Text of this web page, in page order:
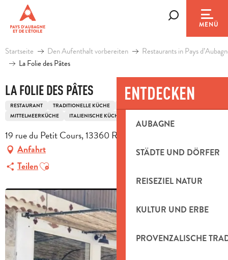
contenu
principal
MENÜ
ENTDECKEN
AUBAGNE
STÄDTE UND DÖRFER
REISEZIEL NATUR
KULTUR UND ERBE
PROVENZALISCHE
Startseite Den Aufenthalt vorbereiten
Restaurants in Pays
La Folie des Pâtes
LA FOLIE DES PÂTES
RESTAURANT TRADITIONELLE KÜCHE
MITTELMEERKÜCHE
ITALIENISCHE KÜCHE
19 rue du Petit Cours, 13360 Roquevaire
Anfahrt
TeilenAjouter aux favoris